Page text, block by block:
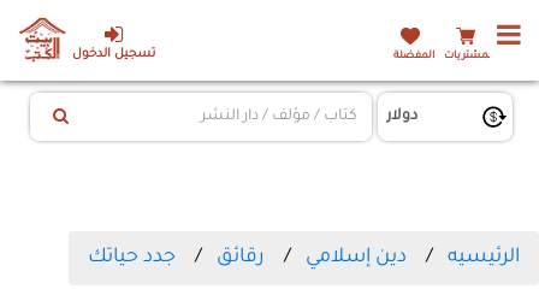
تسجيل الدخول المشتريات المفضلة
الرئيسيه دين إسلامي رقائق جدد حياتك